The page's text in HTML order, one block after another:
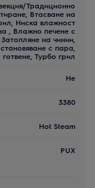
Традиционно
Втасване на
Ниска влажност
, Влажно печене с
на чинии,
с пара,
Турбо грил
Не
3380
Hot Steam
PUX